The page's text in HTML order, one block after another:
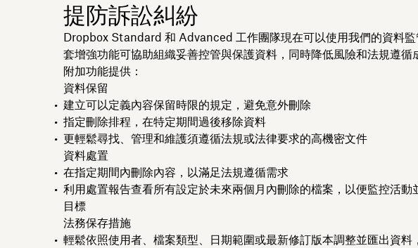
提防訴訟糾紛
Dropbox Standard 和 Advanced 工作團隊現在可以使用我們的資料監
套增強功能可協助組織妥善控管與保護資料，同時降低風險和法規遵循
附加功能提供：
資料保留
建立可以定義內容保留時限的規定，避免意外刪除
指定刪除排程，在特定期間過後移除資料
更輕鬆尋找、管理和維護須遵循法規或法律要求的高機密文件
資料處置
在指定期間內刪除內容，以滿足法規遵循需求
利用處置報告查看所有設定於未來兩個月內刪除的檔案，以便監控活動
目標
法務保存措施
輕鬆依照使用者、檔案類型、日期範圍或最新修訂版本調整並匯出資料